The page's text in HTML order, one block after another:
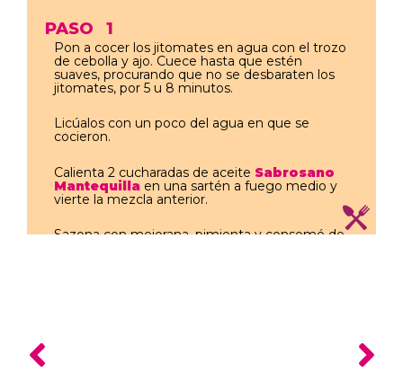
PASO 1
Pon a cocer los jitomates en agua con el trozo
de cebolla y ajo. Cuece hasta que estén
suaves, procurando que no se desbaraten los
jitomates, por 5 u 8 minutos.
Licúalos con un poco del agua en que se
cocieron.
Calienta 2 cucharadas de aceite Sabrosano
Mantequilla en una sartén a fuego medio y
vierte la mezcla anterior.
Sazona con mejorana, pimienta y consomé de